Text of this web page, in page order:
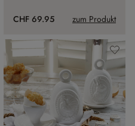
CHF 69.95 zum Produkt